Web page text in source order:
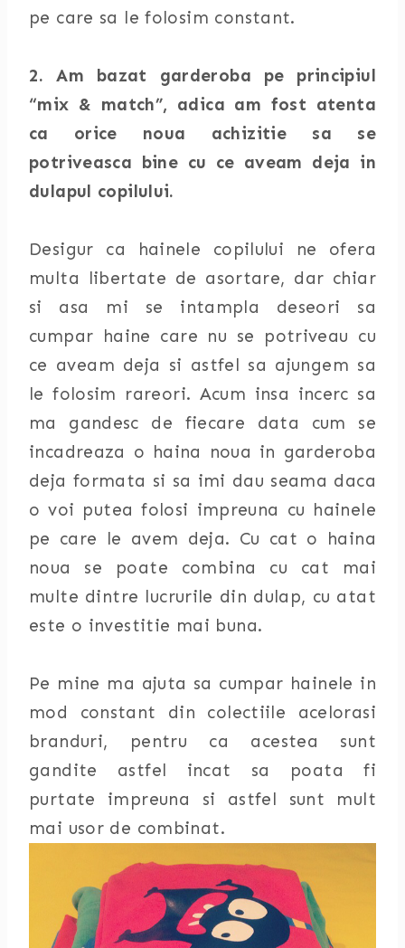
pe care sa le folosim constant.
2. Am bazat garderoba pe principiul
“mix & match”, adica am fost atenta
ca orice noua achizitie sa se
potriveasca bine cu ce aveam deja in
dulapul copilului.
Desigur ca hainele copilului ne ofera
multa libertate de asortare, dar chiar
si asa mi se intampla deseori sa
cumpar haine care nu se potriveau cu
ce aveam deja si astfel sa ajungem sa
le folosim rareori. Acum insa incerc sa
ma gandesc de fiecare data cum se
incadreaza o haina noua in garderoba
deja formata si sa imi dau seama daca
o voi putea folosi impreuna cu hainele
pe care le avem deja. Cu cat o haina
noua se poate combina cu cat mai
multe dintre lucrurile din dulap, cu atat
este o investitie mai buna.
Pe mine ma ajuta sa cumpar hainele in
mod constant din colectiile acelorasi
branduri, pentru ca acestea sunt
gandite astfel incat sa poata fi
purtate impreuna si astfel sunt mult
mai usor de combinat.